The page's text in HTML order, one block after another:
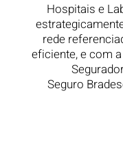
Hospitais e
rede
eficiente, e com
Seguro